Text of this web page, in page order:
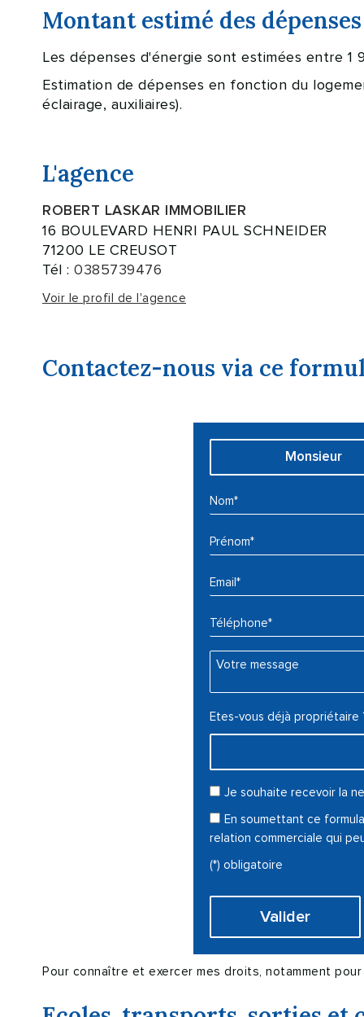
Montant estimé des
Les dépenses d'énergie sont estimées entre
Estimation de dépenses en fonction du
éclairage, auxiliaires).
L'agence
ROBERT LASKAR IMMOBILIER
16 BOULEVARD HENRI PAUL SCHNEIDER
71200 LE CREUSOT
Tél : 0385739476
Voir le profil de l'agence
Contactez-nous via ce
Monsieur
Nom* :
Prénom* :
Email* :
Téléphone* :
Votre message :
Etes-vous déjà propriétaire
Je souhaite recevoir la
En soumettant ce
relation commerciale qui
(*) obligatoire
Pour connaître et exercer mes droits, notamment